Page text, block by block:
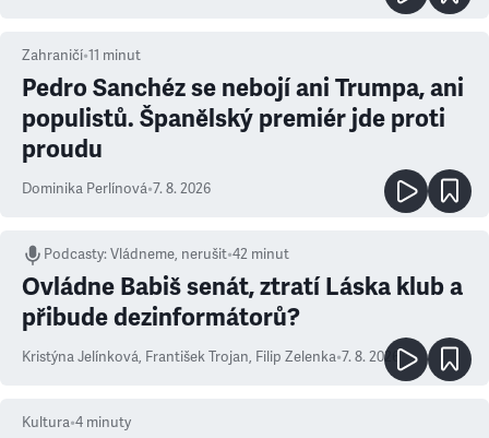
Zahraničí•11 minut
Pedro Sanchéz se nebojí ani Trumpa, ani
populistů. Španělský premiér jde proti
proudu
Dominika Perlínová•7. 8. 2026
Podcasty:Vládneme, nerušit•42 minut
Ovládne Babiš senát, ztratí Láska klub a
přibude dezinformátorů?
Kristýna Jelínková, František Trojan, Filip Zelenka•7. 8. 2026
Kultura•4 minuty